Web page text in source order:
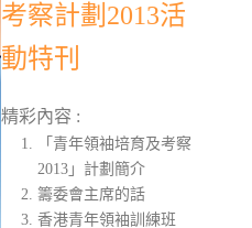
考察計劃2013活
動特刊
精彩內容 :
「青年領袖培育及考察
2013」計劃簡介
籌委會主席的話
香港青年領袖訓練班